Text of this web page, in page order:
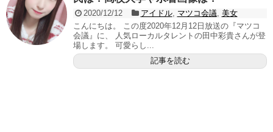
2020/12/12 アイドル, マツコ会議, 美女
こんにちは。 この度2020年12月12日放送の『マツコ
会議』に、 人気ローカルタレントの田中彩貴さんが登
場します。 可愛らし...
記事を読む